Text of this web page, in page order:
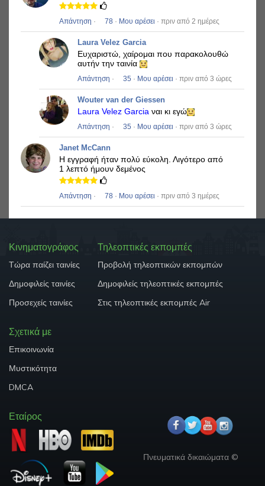
Απάντηση · 78 · Μου αρέσει · πριν από 2 ημέρες
Laura Velez Garcia
Ευχαριστώ, χαίρομαι που παρακολουθώ
αυτήν την ταινία
Απάντηση · 35 · Μου αρέσει · πριν από 3 ώρες
Wouter van der Giessen
Laura Velez Garcia ναι κι εγώ
Απάντηση · 35 · Μου αρέσει · πριν από 3 ώρες
Janet McCann
Η εγγραφή ήταν πολύ εύκολη. Λιγότερο από
1 λεπτό ήμουν δεμένος
Απάντηση · 78 · Μου αρέσει · πριν από 3 ημέρες
Κινηματογράφος
Τώρα παίζει ταινίες
Δημοφιλείς ταινίες
Προσεχείς ταινίες
Τηλεοπτικές εκπομπές
Προβολή τηλεοπτικών εκπομπών
Δημοφιλείς τηλεοπτικές εκπομπές
Στις τηλεοπτικές εκπομπές Air
Σχετικά με
Επικοινωνία
Μυστικότητα
DMCA
Εταίρος
Πνευματικά δικαιώματα ©